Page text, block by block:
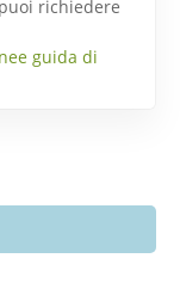
richiedere
guida di